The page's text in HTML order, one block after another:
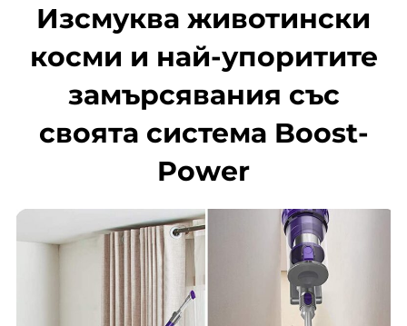
Изсмуква животински
косми и най-упоритите
замърсявания със
своята система Boost-
Power